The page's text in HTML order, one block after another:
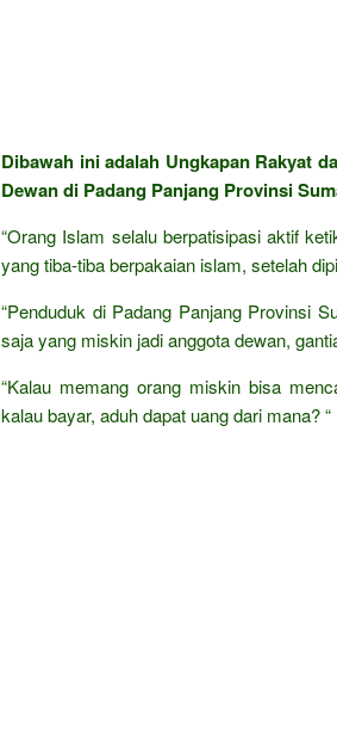
Dibawah ini adalah Ungkapan Rakyat
Dewan di Padang Panjang Provinsi
“Orang Islam selalu berpatisipasi aktif
yang tiba-tiba berpakaian islam, setelah
“Penduduk di Padang Panjang Provinsi
saja yang miskin jadi anggota dewan,
“Kalau memang orang miskin bisa
kalau bayar, aduh dapat uang dari mana? “